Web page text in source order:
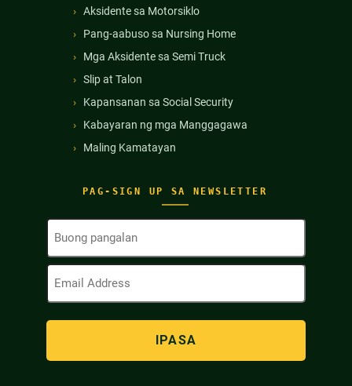
PAG-SIGN UP SA NEWSLETTER
Buong
(Kinakailangan)
Email
(Kinakailangan)
Aksidente sa Motorsiklo
Pang-aabuso sa Nursing Home
Mga Aksidente sa Semi Truck
Slip at Talon
Kapansanan sa Social Security
Kabayaran ng mga Manggagawa
Maling Kamatayan